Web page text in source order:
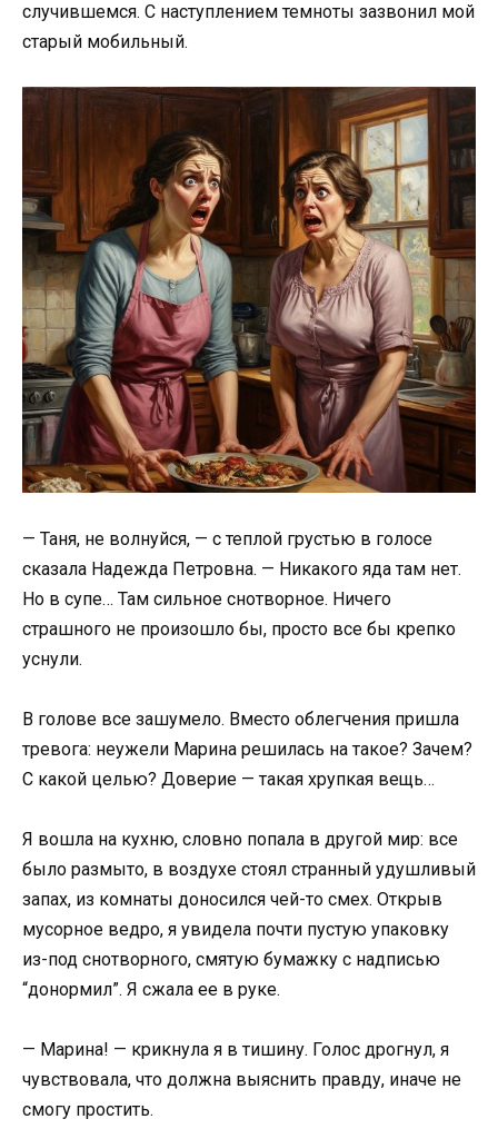
случившемся. С наступлением темноты зазвонил мой
старый мобильный.
— Таня, не волнуйся, — с теплой грустью в голосе
сказала Надежда Петровна. — Никакого яда там нет.
Но в супе… Там сильное снотворное. Ничего
страшного не произошло бы, просто все бы крепко
уснули.
В голове все зашумело. Вместо облегчения пришла
тревога: неужели Марина решилась на такое? Зачем?
С какой целью? Доверие — такая хрупкая вещь…
Я вошла на кухню, словно попала в другой мир: все
было размыто, в воздухе стоял странный удушливый
запах, из комнаты доносился чей-то смех. Открыв
мусорное ведро, я увидела почти пустую упаковку
из-под снотворного, смятую бумажку с надписью
“донормил”. Я сжала ее в руке.
— Марина! — крикнула я в тишину. Голос дрогнул, я
чувствовала, что должна выяснить правду, иначе не
смогу простить.